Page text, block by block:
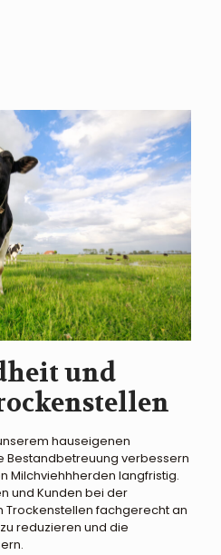
und
hauseigenen
Bestandbetreuung verbessern
Milchviehhherden langfristig.
und Kunden bei der
Trockenstellen fachgerecht an
reduzieren und die